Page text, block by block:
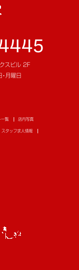
スビル 2F
･月曜日
一覧 店内写真
スタッフ求人情報